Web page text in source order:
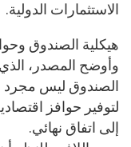
الاستثمارات الدولية.
هيكلية الصندوق
وأوضح المصدر،
الصندوق ليس مجرد
لتوفير حوافز
إلى اتفاق نهائي.